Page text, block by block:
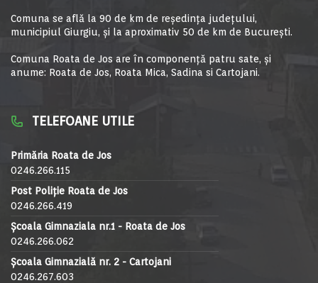
Comuna se află la 90 de km de reşedinţa judeţului,
municipiul Giurgiu, şi la aproximativ 50 de km de Bucureşti.
Comuna Roata de Jos are în componență patru sate, și
anume: Roata de Jos, Roata Mica, Sadina si Cartojani.
TELEFOANE UTILE
Primăria Roata de Jos
0246.266.115
Post Poliție Roata de Jos
0246.266.419
Școala Gimnaziala nr.1 - Roata de Jos
0246.266.062
Școala Gimnazială nr. 2 - Cartojani
0246.267.603